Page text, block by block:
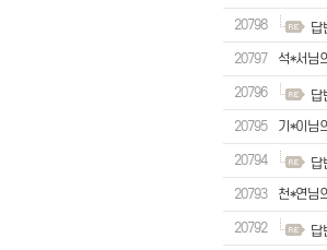
20798 답
20797 석*서님
20796 답
20795 기*이님
20794 답
20793 천*연님
20792 답